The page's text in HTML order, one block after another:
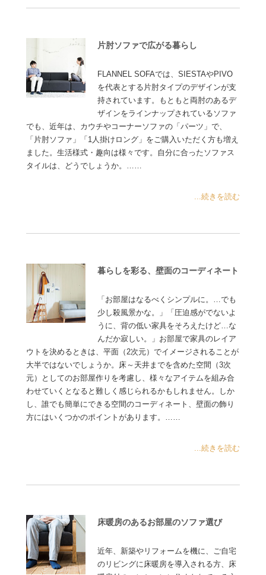
片肘ソファで広がる暮らし
FLANNEL SOFAでは、SIESTAやPIVO
を代表とする片肘タイプのデザインが支
持されています。もともと両肘のあるデ
ザインをラインナップされているソファ
でも、近年は、カウチやコーナーソファの「パーツ」で、
「片肘ソファ」「1人掛けロング」をご購入いただく方も増え
ました。生活様式・趣向は様々です。自分に合ったソファス
タイルは、どうでしょうか。……
...続きを読む
暮らしを彩る、壁面のコーディネート
「お部屋はなるべくシンプルに。…でも
少し殺風景かな。」「圧迫感がでないよ
うに、背の低い家具をそろえたけど…な
んだか寂しい。」お部屋で家具のレイア
ウトを決めるときは、平面（2次元）でイメージされることが
大半ではないでしょうか。床～天井までを含めた空間（3次
元）としてのお部屋作りを考慮し、様々なアイテムを組み合
わせていくとなると難しく感じられるかもしれません。しか
し、誰でも簡単にできる空間のコーディネート、壁面の飾り
方にはいくつかのポイントがあります。……
...続きを読む
床暖房のあるお部屋のソファ選び
近年、新築やリフォームを機に、ご自宅
のリビングに床暖房を導入される方、床